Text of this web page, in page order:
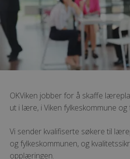
OKViken jobber for å skaffe
ut i lære, i Viken fylkeskommune og
Vi sender kvalifiserte søkere til
og fylkeskommunen, og
opplæringen.